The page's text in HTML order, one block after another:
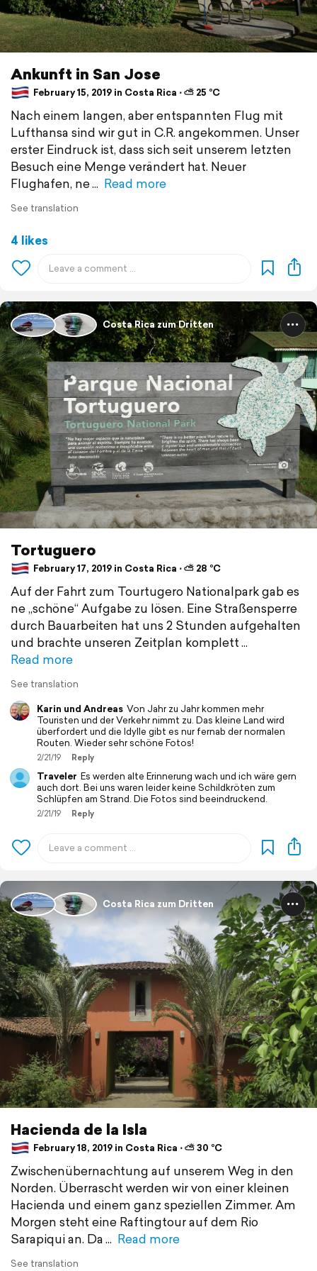
Ankunft in San Jose
February 15, 2019 in Costa Rica ⋅ ⛅ 25 °C
Nach einem langen, aber entspannten Flug mit
Lufthansa sind wir gut in C.R. angekommen. Unser
erster Eindruck ist, dass sich seit unserem letzten
Besuch eine Menge verändert hat. Neuer
Flughafen, ne
Read more
See translation
4 likes
Costa Rica zum Dritten
Tortuguero
February 17, 2019 in Costa Rica ⋅ ⛅ 28 °C
Auf der Fahrt zum Tourtugero Nationalpark gab es
ne „schöne“ Aufgabe zu lösen. Eine Straßensperre
durch Bauarbeiten hat uns 2 Stunden aufgehalten
und brachte unseren Zeitplan komplett
Read more
See translation
Karin und Andreas Von Jahr zu Jahr kommen mehr
Touristen und der Verkehr nimmt zu. Das kleine Land wird
überfordert und die Idylle gibt es nur fernab der normalen
Routen. Wieder sehr schöne Fotos!
2/21/19 Reply
Traveler Es werden alte Erinnerung wach und ich wäre gern
auch dort. Bei uns waren leider keine Schildkröten zum
Schlüpfen am Strand. Die Fotos sind beeindruckend.
2/21/19 Reply
Costa Rica zum Dritten
Hacienda de la Isla
February 18, 2019 in Costa Rica ⋅ ⛅ 30 °C
Zwischenübernachtung auf unserem Weg in den
Norden. Überrascht werden wir von einer kleinen
Hacienda und einem ganz speziellen Zimmer. Am
Morgen steht eine Raftingtour auf dem Rio
Sarapiqui an. Da
Read more
See translation